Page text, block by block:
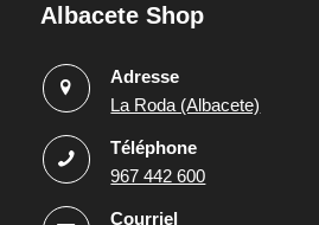
Albacete Shop
Adresse
La Roda (Albacete)
Téléphone
967 442 600
Courriel